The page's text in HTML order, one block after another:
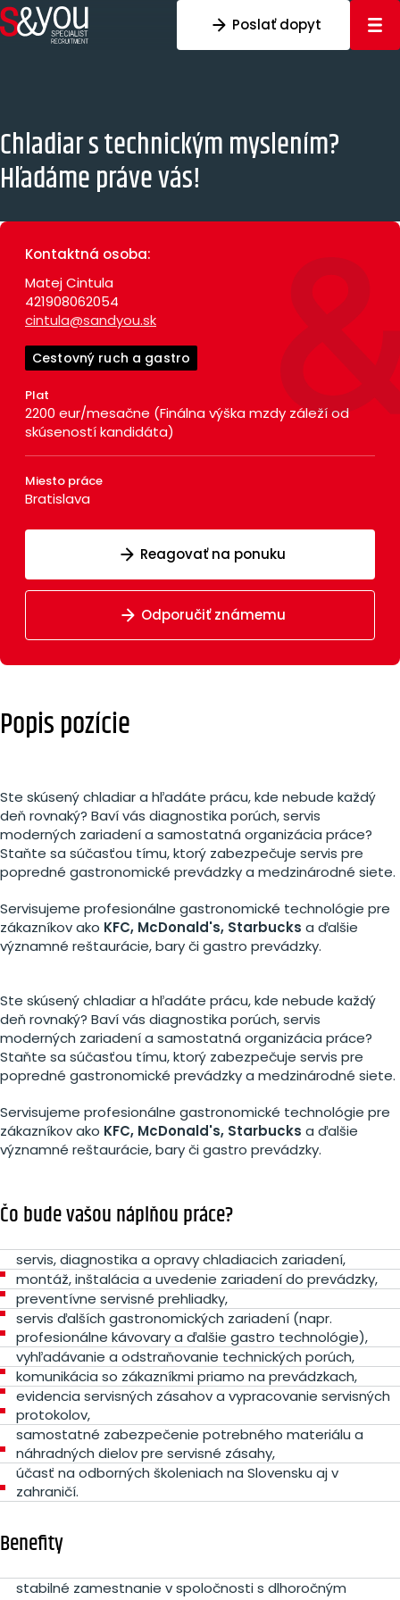
Preskočiť na obsah
Poslať dopyt
Chladiar s technickým myslením?
Hľadáme práve vás!
Kontaktná osoba:
Matej Cintula
421908062054
cintula@sandyou.sk
Cestovný ruch a gastro
Plat
2200 eur/mesačne (Finálna výška mzdy záleží od
skúseností kandidáta)
Miesto práce
Bratislava
Reagovať na ponuku
Odporučiť známemu
Popis pozície
Ste skúsený chladiar a hľadáte prácu, kde nebude každý
deň rovnaký? Baví vás diagnostika porúch, servis
moderných zariadení a samostatná organizácia práce?
Staňte sa súčasťou tímu, ktorý zabezpečuje servis pre
popredné gastronomické prevádzky a medzinárodné siete.
Servisujeme profesionálne gastronomické technológie pre
zákazníkov ako KFC, McDonald's, Starbucks a ďalšie
významné reštaurácie, bary či gastro prevádzky.
Ste skúsený chladiar a hľadáte prácu, kde nebude každý
deň rovnaký? Baví vás diagnostika porúch, servis
moderných zariadení a samostatná organizácia práce?
Staňte sa súčasťou tímu, ktorý zabezpečuje servis pre
popredné gastronomické prevádzky a medzinárodné siete.
Servisujeme profesionálne gastronomické technológie pre
zákazníkov ako KFC, McDonald's, Starbucks a ďalšie
významné reštaurácie, bary či gastro prevádzky.
Čo bude vašou náplňou práce?
servis, diagnostika a opravy chladiacich zariadení,
montáž, inštalácia a uvedenie zariadení do prevádzky,
preventívne servisné prehliadky,
servis ďalších gastronomických zariadení (napr.
profesionálne kávovary a ďalšie gastro technológie),
vyhľadávanie a odstraňovanie technických porúch,
komunikácia so zákazníkmi priamo na prevádzkach,
evidencia servisných zásahov a vypracovanie servisných
protokolov,
samostatné zabezpečenie potrebného materiálu a
náhradných dielov pre servisné zásahy,
účasť na odborných školeniach na Slovensku aj v
zahraničí.
Benefity
stabilné zamestnanie v spoločnosti s dlhoročným